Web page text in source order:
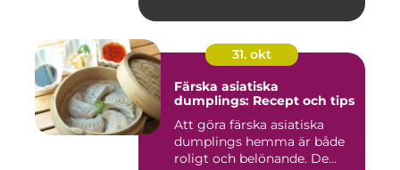
31. okt
Färska asiatiska
dumplings: Recept och tips
Att göra färska asiatiska
dumplings hemma är både
roligt och belönande. De...